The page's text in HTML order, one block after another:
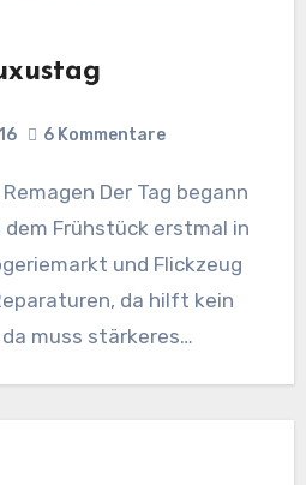
6 Kommentare
dem Frühstück erstmal in
und Flickzeug
da hilft kein
da muss stärkeres…